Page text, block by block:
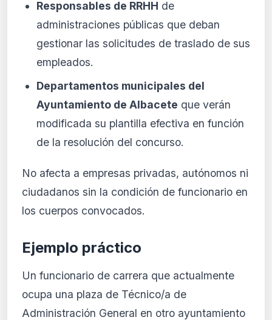
Responsables de RRHH de
administraciones públicas que deban
gestionar las solicitudes de traslado de sus
empleados.
Departamentos municipales del
Ayuntamiento de Albacete que verán
modificada su plantilla efectiva en función
de la resolución del concurso.
No afecta a empresas privadas, autónomos ni
ciudadanos sin la condición de funcionario en
los cuerpos convocados.
Ejemplo práctico
Un funcionario de carrera que actualmente
ocupa una plaza de Técnico/a de
Administración General en otro ayuntamiento